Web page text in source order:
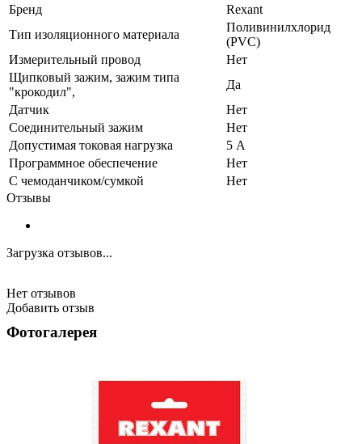
Бренд
Rexant
Тип изоляционного материала
Поливинилхлорид
(PVC)
Измерительный провод
Нет
Щипковый зажим, зажим типа
"крокодил",
Да
Датчик
Нет
Соединительный зажим
Нет
Допустимая токовая нагрузка
5 А
Программное обеспечение
Нет
С чемоданчиком/сумкой
Нет
Отзывы
Загрузка отзывов...
Нет отзывов
Добавить отзыв
Фотогалерея